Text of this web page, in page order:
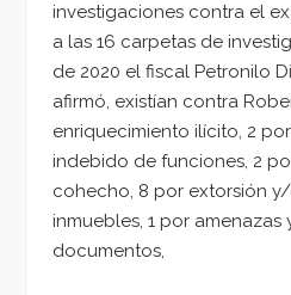
investigaciones contra el
a las 16 carpetas de
de 2020 el fiscal Petronilo
afirmó, existían contra
enriquecimiento ilícito, 2
indebido de funciones, 2
cohecho, 8 por extorsión
inmuebles, 1 por
documentos,